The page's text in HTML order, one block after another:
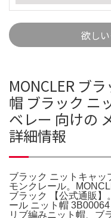
欲し
MONCLER ブ
帽 ブラック ニ
ベレー 向けの
詳細情報
ブラック ニットキャッ
モンクレール。
ブラック 【公式通販】
ール ニット帽
リブ編みニット帽、ブ